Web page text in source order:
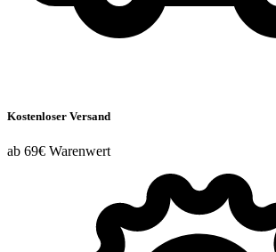
Kostenloser Versand
ab 69€ Warenwert